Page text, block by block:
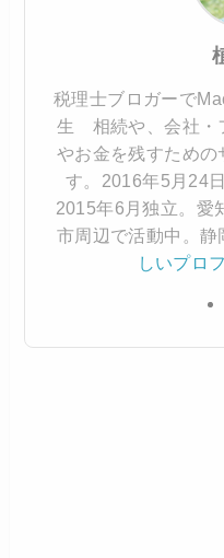
税理士ブロガーで
生 相続や、会社・
やお金を残すための
す。2016年5月24
2015年6月独立。愛
市周辺で活動中。
しいプロ